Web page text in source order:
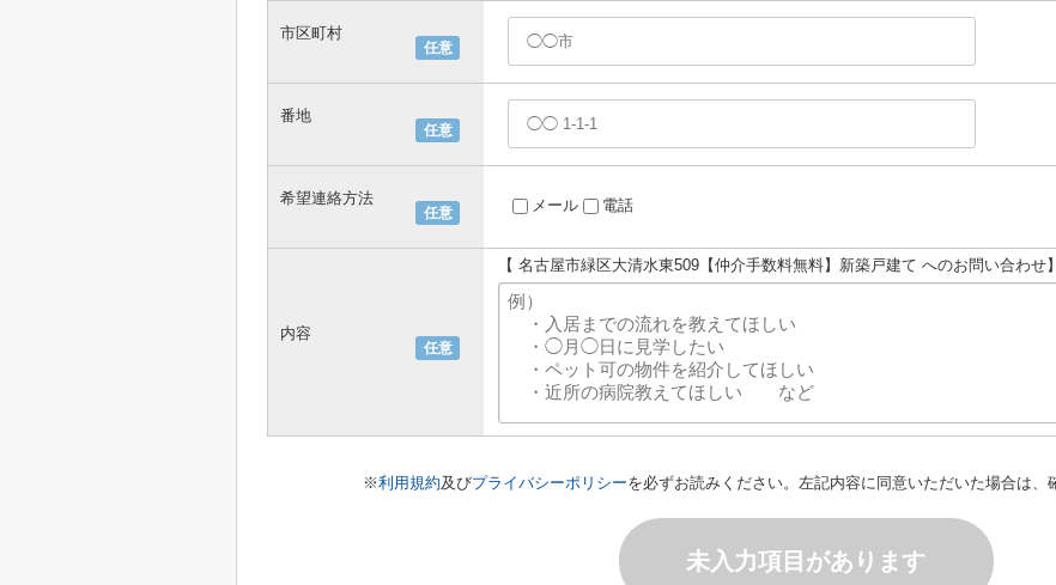
任意
市区町村
任意
番地
任意
希望連絡方法 メール 電話
任意
内容
【 名古屋市緑区大清水東509【仲介手数料無料】新築戸建て へのお問い合わせ】
※利用規約及びプライバシーポリシーを必ずお読みください。左記内容に同意いただいた場合は、
未入力項目があります